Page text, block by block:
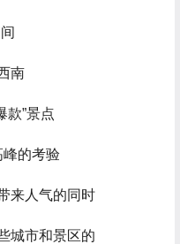
南
款”景点
峰的考验
来人气的同时
城市和景区的